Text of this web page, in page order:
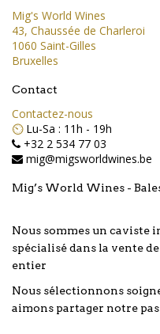
Mig's World Wines
43, Chaussée de Charleroi
1060 Saint-Gilles
Bruxelles
Contact
Contactez-nous
⏲️ Lu-Sa : 11h - 19h
+32 2 534 77 03
mig@migsworldwines.be
Mig’s World Wines -
Nous sommes un caviste
spécialisé dans la vente
entier
Nous sélectionnons
aimons partager notre